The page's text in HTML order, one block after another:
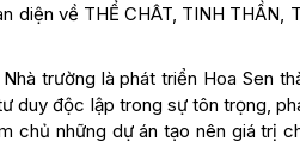
diện về THỂ CHÂT, TINH THẦN,
trường là phát triển Hoa Sen
duy độc lập trong sự tôn trọng,
chủ những dự án tạo nên giá trị